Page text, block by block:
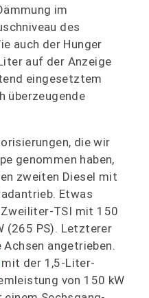
im
des
auch der Hunger
auf der Anzeige
eingesetztem
überzeugende
die wir
genommen haben,
zweiten Diesel mit
Etwas
TSI mit 150
(265 PS). Letzterer
angetrieben.
mit der 1,5-Liter-
von 150 kW